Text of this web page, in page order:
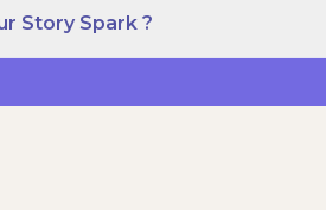
Story Spark ?